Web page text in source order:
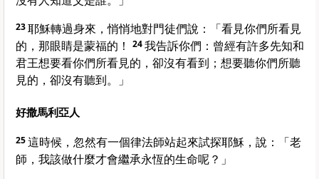
23耶穌轉過身來，悄悄地對門徒們說：
「看見你們所看見
的，那眼睛是蒙福的！
24我告訴你們：曾經有許多先知和
君王想要看你們所看見的，卻沒有看到；想要聽你們所聽
見的，卻沒有聽到。」
好撒馬利亞人
25這時候，忽然有一個律法師站起來試探耶穌，說：「老
師，我該做什麼才會繼承永恆的生命呢？」